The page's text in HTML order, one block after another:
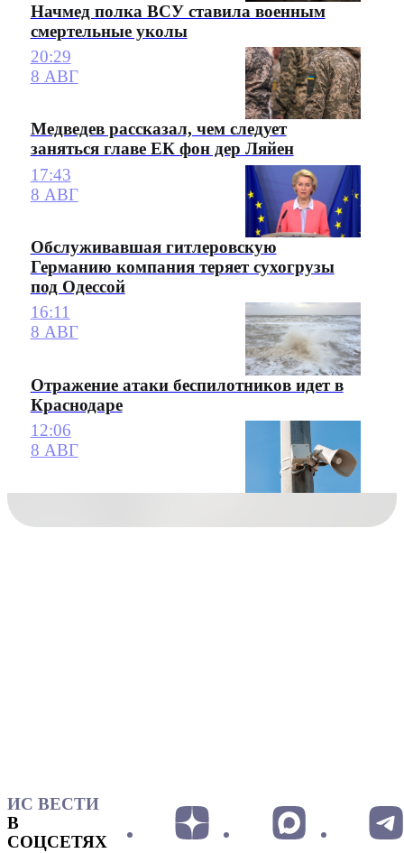
Начмед полка ВСУ ставила военным
смертельные уколы
20:29
8 АВГ
Медведев рассказал, чем следует
заняться главе ЕК фон дер Ляйен
17:43
8 АВГ
Обслуживавшая гитлеровскую
Германию компания теряет сухогрузы
под Одессой
16:11
8 АВГ
Отражение атаки беспилотников идет в
Краснодаре
12:06
8 АВГ
ИС ВЕСТИ
В
СОЦСЕТЯХ